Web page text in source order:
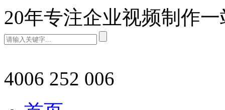
20年专注企业视频制作
4006 252 006